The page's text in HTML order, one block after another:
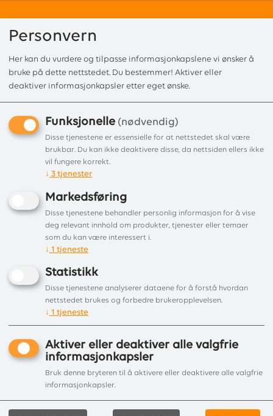
Forside/ Produkter/Peisovn og Vedovn/Peis og vedovn
Scan 66-5 S-Sokkel, sort lakk
Dansk designovn på s-sokkel
Personvern
Her kan du vurdere og tilpasse informasjonkapslene vi ønsker å
bruke på dette nettstedet. Du bestemmer! Aktiver eller
deaktiver informasjonkapsler etter eget ønske.
Funksjonelle (nødvendig)
Disse tjenestene er essensielle for at nettstedet skal være
brukbar. Du kan ikke deaktivere disse, da nettsiden ellers ikke
vil fungere korrekt.
↓ 3 tjenester
Markedsføring
Disse tjenestene behandler personlig informasjon for å vise
deg relevant innhold om produkter, tjenester eller temaer
som du kan være interessert i.
↓ 1 tjeneste
Statistikk
Disse tjenestene analyserer dataene for å forstå hvordan
nettstedet brukes og forbedre brukeropplevelsen.
↓ 1 tjeneste
Aktiver eller deaktiver alle valgfrie
informasjonkapsler
Bruk denne bryteren til å aktivere eller deaktivere alle valgfrie
informasjonkapsler.